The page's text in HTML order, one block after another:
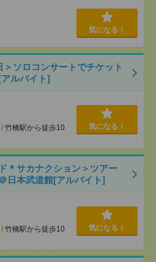
気になる！
＞ソロコンサートでチケット
ルバイト]
/ 竹橋駅から徒歩10
気になる！
＊サカナクション＞ツアー
日本武道館[アルバイト]
/ 竹橋駅から徒歩10
気になる！